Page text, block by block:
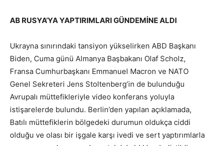
AB RUSYA’YA YAPTIRIMLARI GÜNDEMİNE ALDI
Ukrayna sınırındaki tansiyon yükselirken ABD Başkanı
Biden, Cuma günü Almanya Başbakanı Olaf Scholz,
Fransa Cumhurbaşkanı Emmanuel Macron ve NATO
Genel Sekreteri Jens Stoltenberg’in de bulunduğu
Avrupalı müttefikleriyle video konferans yoluyla
istişarelerde bulundu. Berlin’den yapılan açıklamada,
Batılı müttefiklerin bölgedeki durumun oldukça ciddi
olduğu ve olası bir işgale karşı ivedi ve sert yaptırımlarla